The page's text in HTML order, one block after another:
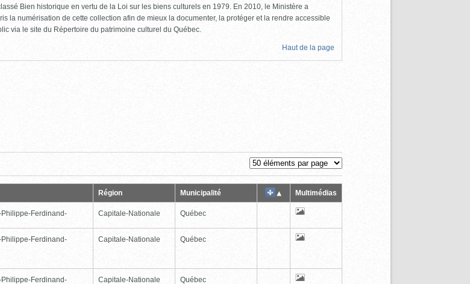
Bien historique en vertu de la Loi sur les biens culturels en 1979. En 2010, le Ministère a
la numérisation de cette collection afin de mieux la documenter, la protéger et la rendre accessible
via le site du Répertoire du patrimoine culturel du Québec.
Haut de la page
Région Municipalité Multimédias
Ferdinand-
Capitale-Nationale Québec
Ferdinand-
Capitale-Nationale Québec
Ferdinand-
Capitale-Nationale Québec